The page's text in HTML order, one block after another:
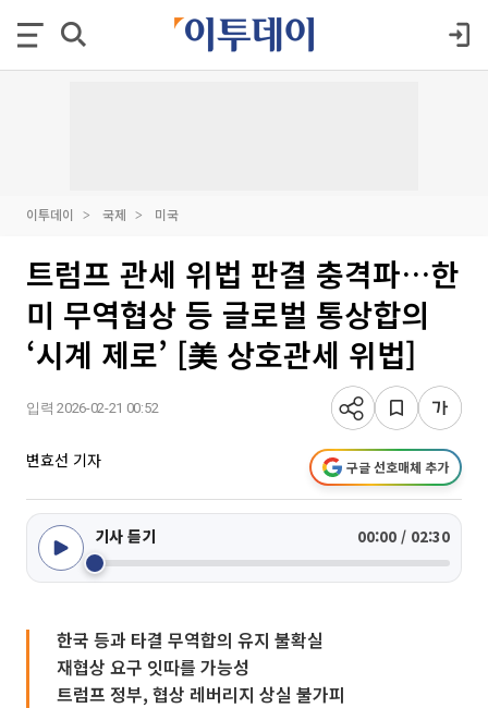
이투데이 국제 미국
트럼프 관세 위법 판결 충격파…한
미 무역협상 등 글로벌 통상합의
‘시계 제로’ [美 상호관세 위법]
입력 2026-02-21 00:52
변효선 기자 구글 선호매체 추가
기사 듣기 00:00 / 02:30
한국 등과 타결 무역합의 유지 불확실
재협상 요구 잇따를 가능성
트럼프 정부, 협상 레버리지 상실 불가피